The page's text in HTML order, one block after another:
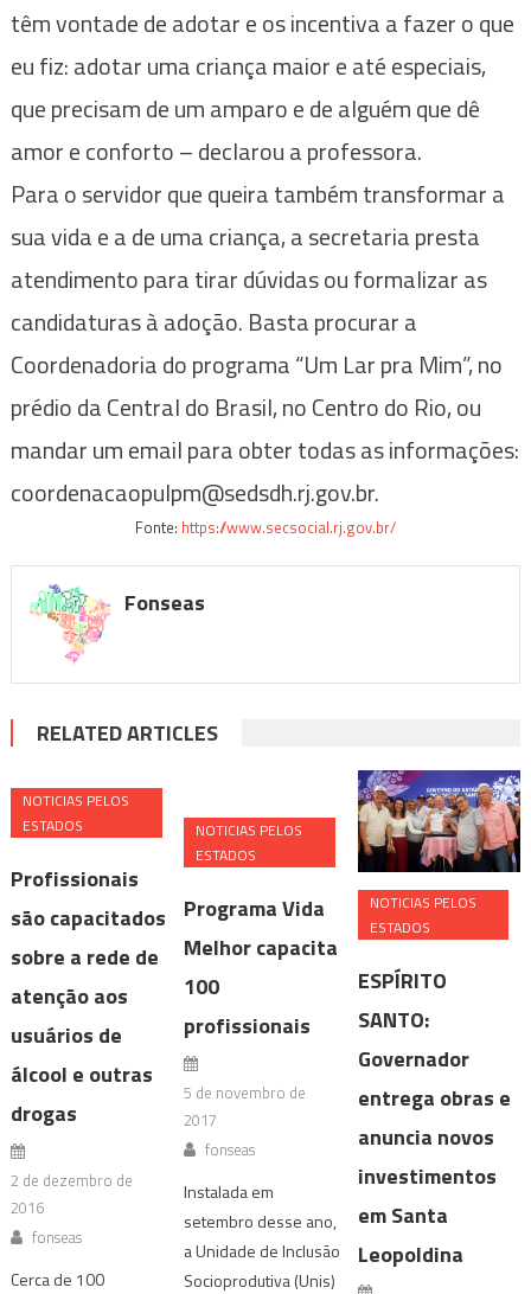
têm vontade de adotar e os incentiva a fazer o que
eu fiz: adotar uma criança maior e até especiais,
que precisam de um amparo e de alguém que dê
amor e conforto – declarou a professora.
Para o servidor que queira também transformar a
sua vida e a de uma criança, a secretaria presta
atendimento para tirar dúvidas ou formalizar as
candidaturas à adoção. Basta procurar a
Coordenadoria do programa “Um Lar pra Mim”, no
prédio da Central do Brasil, no Centro do Rio, ou
mandar um email para obter todas as informações:
coordenacaopulpm@sedsdh.rj.gov.br.
Fonte: https://www.secsocial.rj.gov.br/
Fonseas
RELATED ARTICLES
NOTICIAS PELOS
ESTADOS
Profissionais
são capacitados
sobre a rede de
atenção aos
usuários de
álcool e outras
drogas
2 de dezembro de
2016
fonseas
Cerca de 100
NOTICIAS PELOS
ESTADOS
Programa Vida
Melhor capacita
100
profissionais
5 de novembro de
2017
fonseas
Instalada em
setembro desse ano,
a Unidade de Inclusão
Socioprodutiva (Unis)
NOTICIAS PELOS
ESTADOS
ESPÍRITO
SANTO:
Governador
entrega obras e
anuncia novos
investimentos
em Santa
Leopoldina